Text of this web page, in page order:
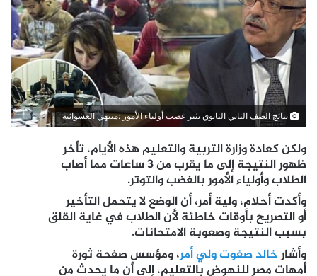
نتائج الصف الثاني الثانوي تثير غضب أولياء الأمور :منتهي العشوائية
ولكن كعادة وزارة التربية والتعليم هذه الأيام، تأخر
ظهور النتيجة إلى ما يقرب من 3 ساعات مما أصاب
الطلاب وأولياء الأمور بالغضب والتوتر.
وأكدت أحلام، ولية أمر، أن الوضع لا يتحمل التأخير
أو التصريح بأوقات خاطئة لأن الطلاب في غاية القلق
بسبب النتيجة وصعوبة الامتحانات.
وأشارخالد صفوت ولي أمر، ومؤسس صفحة ثورة
أمهات مصر للنهوض بالتعليم، إلى أن ما يحدث من